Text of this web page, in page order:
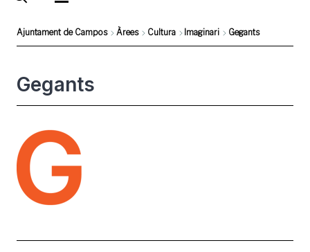
Ajuntament de Campos Àrees Cultura Imaginari Gegants
Gegants
Foto